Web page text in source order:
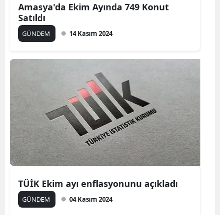
Amasya'da Ekim Ayında 749 Konut
Satıldı
GÜNDEM 14 Kasım 2024
TÜİK Ekim ayı enflasyonunu açıkladı
GÜNDEM 04 Kasım 2024